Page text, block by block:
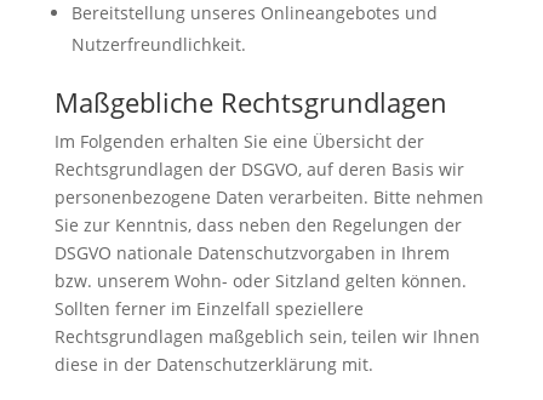
Bereitstellung unseres Onlineangebotes und
Nutzerfreundlichkeit.
Maßgebliche Rechtsgrundlagen
Im Folgenden erhalten Sie eine Übersicht der
Rechtsgrundlagen der DSGVO, auf deren Basis wir
personenbezogene Daten verarbeiten. Bitte nehmen
Sie zur Kenntnis, dass neben den Regelungen der
DSGVO nationale Datenschutzvorgaben in Ihrem
bzw. unserem Wohn- oder Sitzland gelten können.
Sollten ferner im Einzelfall speziellere
Rechtsgrundlagen maßgeblich sein, teilen wir Ihnen
diese in der Datenschutzerklärung mit.